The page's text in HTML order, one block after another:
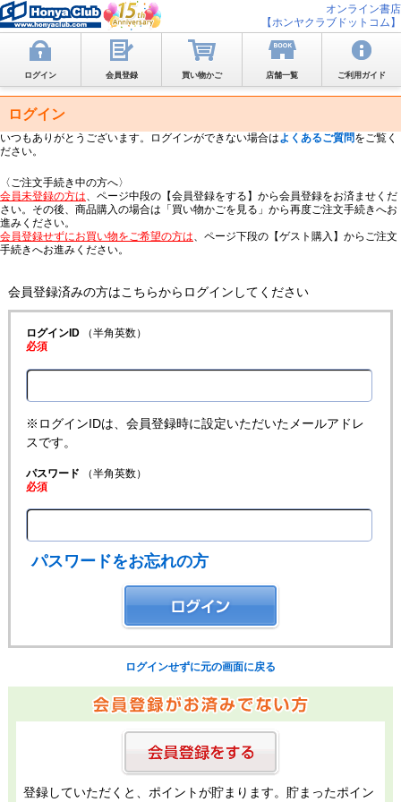
オンライン書店
【ホンヤクラブドットコム】
ログイン 会員登録 買い物かご 店舗一覧 ご利用ガイド
ログイン
いつもありがとうございます。ログインができない場合はよくあるご質問をご覧く
ださい。
〈ご注文手続き中の方へ〉
会員未登録の方は、ページ中段の【会員登録をする】から会員登録をお済ませくだ
さい。その後、商品購入の場合は「買い物かごを見る」から再度ご注文手続きへお
進みください。
会員登録せずにお買い物をご希望の方は、ページ下段の【ゲスト購入】からご注文
手続きへお進みください。
会員登録済みの方はこちらからログインしてください
ログインID（半角英数）
必須
※ログインIDは、会員登録時に設定いただいたメールアドレ
スです。
パスワード （半角英数）
必須
パスワードをお忘れの方
ログインせずに元の画面に戻る
登録していただくと、ポイントが貯まります。貯まったポイン